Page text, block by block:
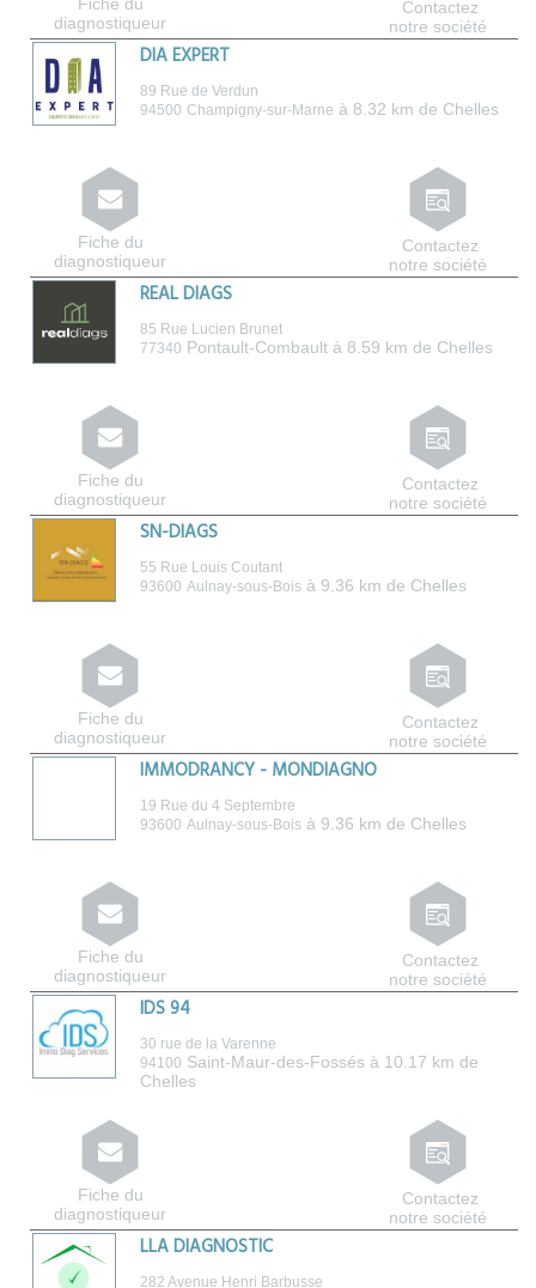
Contactez
notre société
diagnostiqueur
DIA EXPERT
89 Rue de Verdun
94500 Champigny-sur-Marne à 8.32 km de Chelles
Contactez
notre société
Fiche du
diagnostiqueur
REAL DIAGS
85 Rue Lucien Brunet
77340 Pontault-Combault à 8.59 km de Chelles
Contactez
notre société
Fiche du
diagnostiqueur
SN-DIAGS
55 Rue Louis Coutant
93600 Aulnay-sous-Bois à 9.36 km de Chelles
Contactez
notre société
Fiche du
diagnostiqueur
IMMODRANCY - MONDIAGNO
19 Rue du 4 Septembre
93600 Aulnay-sous-Bois à 9.36 km de Chelles
Contactez
notre société
Fiche du
diagnostiqueur
IDS 94
30 rue de la Varenne
94100 Saint-Maur-des-Fossés à 10.17 km de
Chelles
Contactez
notre société
Fiche du
diagnostiqueur
LLA DIAGNOSTIC
282 Avenue Henri Barbusse